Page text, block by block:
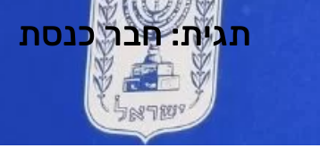
תגית: חבר כנסת